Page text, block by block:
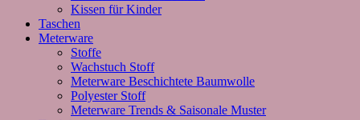
Kissen für Kinder
Taschen
Meterware
Stoffe
Wachstuch Stoff
Meterware Beschichtete Baumwolle
Polyester Stoff
Meterware Trends & Saisonale Muster